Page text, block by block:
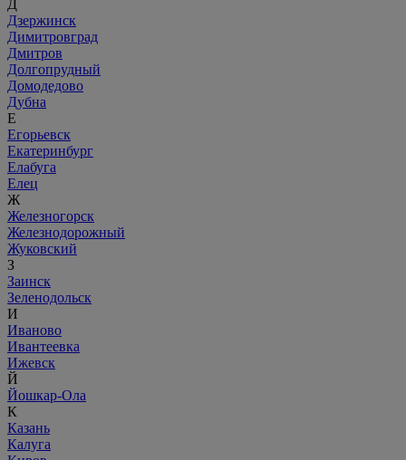
Д
Дзержинск
Димитровград
Дмитров
Долгопрудный
Домодедово
Дубна
Е
Егорьевск
Екатеринбург
Елабуга
Елец
Ж
Железногорск
Железнодорожный
Жуковский
З
Заинск
Зеленодольск
И
Иваново
Ивантеевка
Ижевск
Й
Йошкар-Ола
К
Казань
Калуга